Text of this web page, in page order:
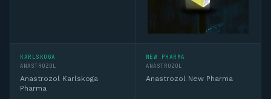
KARLSKOGA
ANASTROZOL
Anastrozol Karlskoga
Pharma
NEW PHARMA
ANASTROZOL
Anastrozol New Pharma